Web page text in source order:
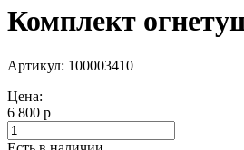
Комплект
Артикул: 100003410
Цена:
6 800 р